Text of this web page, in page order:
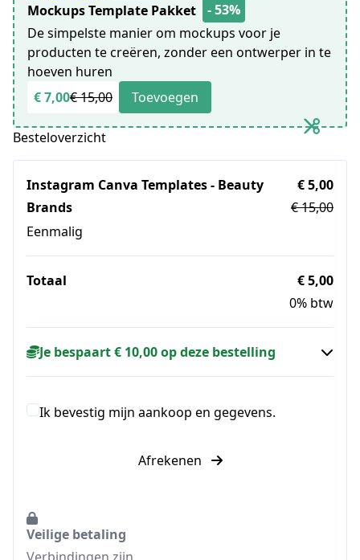
Mockups Template Pakket
- 53%
De simpelste manier om mockups voor je
producten te creëren, zonder een ontwerper in te
hoeven huren
€ 7,00€ 15,00 Toevoegen
Besteloverzicht
Instagram Canva Templates - Beauty
Brands
Eenmalig
€ 5,00
€ 15,00
Totaal
€ 5,00
0% btw
Je bespaart € 10,00 op deze bestelling
Ik bevestig mijn aankoop en gegevens.
Afrekenen
Veilige betaling